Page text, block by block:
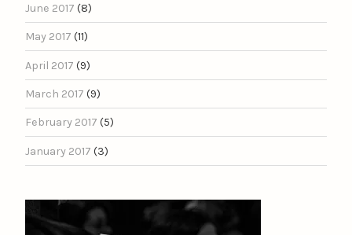
June 2017 (8)
May 2017 (11)
April 2017 (9)
March 2017 (9)
February 2017 (5)
January 2017 (3)